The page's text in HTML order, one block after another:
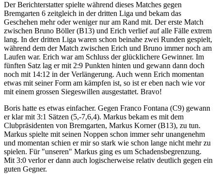
Der Berichterstatter spielte während dieses Matches gegen
Bremgarten 6 zeitgleich in der dritten Liga und bekam das
Geschehen mehr oder weniger nur am Rand mit. Der erste Match
zwischen Bruno Böller (B13) und Erich verlief auf alle Fälle extrem
lang. In der dritten Liga waren schon beinahe zwei Runden gespielt,
während dem der Match zwischen Erich und Bruno immer noch am
Laufen war. Erich war am Schluss der glücklichere Gewinner. Im
fünften Satz lag er mit 2:9 Punkten hinten und gewann dann doch
noch mit 14:12 in der Verlängerung. Auch wenn Erich momentan
etwas mit seiner Form am kämpfen ist, so ist er eben nach wie vor
mit einem grossen Siegeswillen ausgestattet. Bravo!
Boris hatte es etwas einfacher. Gegen Franco Fontana (C9) gewann
er klar mit 3:1 Sätzen (5,-7,6,4). Markus bekam es mit dem
Clubpräsidenten von Bremgarten, Markus Korner (B13), zu tun.
Markus spielte mit seinen Noppen schon immer sehr unangenehm
und momentan schien er mir so stark wie schon lange nicht mehr zu
spielen. Für "unseren" Markus ging es um Schadensbegrenzung.
Mit 3:0 verlor er dann auch logischerweise relativ deutlich gegen ein
guten Gegner.